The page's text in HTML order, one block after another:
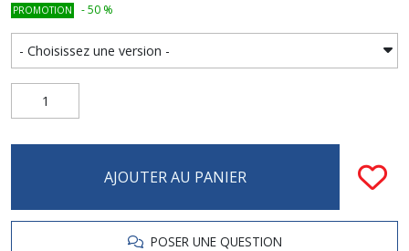
PROMOTION -50 %
AJOUTER AU PANIER
POSER UNE QUESTION